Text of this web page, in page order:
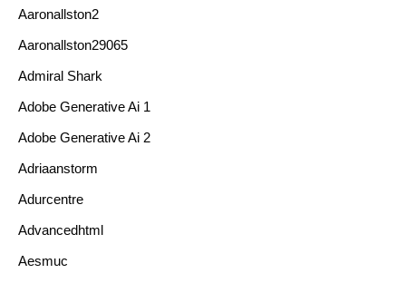
Aaronallston2
Aaronallston29065
Admiral Shark
Adobe Generative Ai 1
Adobe Generative Ai 2
Adriaanstorm
Adurcentre
Advancedhtml
Aesmuc